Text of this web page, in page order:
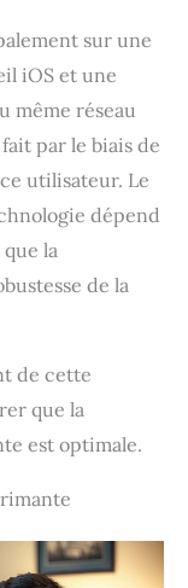
sur une
iOS et une
même réseau
par le biais de
utilisateur. Le
dépend
la
de la
de cette
que la
est optimale.